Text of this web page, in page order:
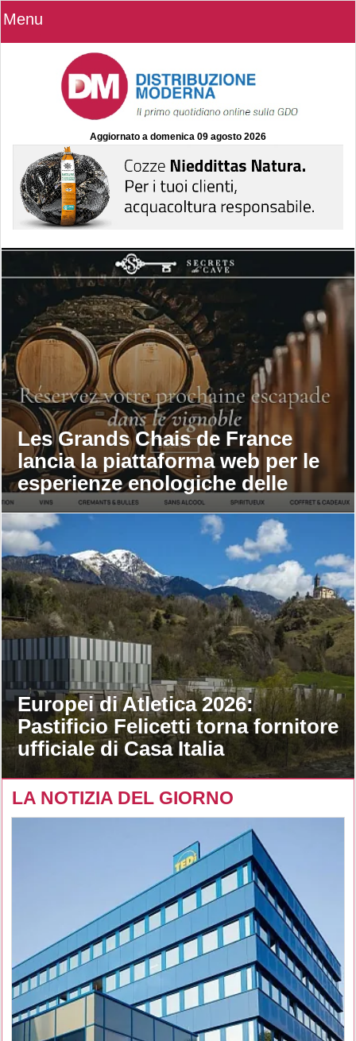
Menu
Aggiornato a domenica 09 agosto 2026
Les Grands Chais de France
lancia la piattaforma web per le
esperienze enologiche delle
maison
Europei di Atletica 2026:
Pastificio Felicetti torna fornitore
ufficiale di Casa Italia
LA NOTIZIA DEL GIORNO